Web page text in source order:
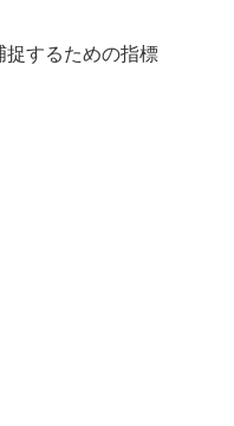
捉するための指標